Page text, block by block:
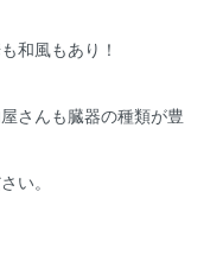
和風もあり！
さんも臓器の種類が豊
い。